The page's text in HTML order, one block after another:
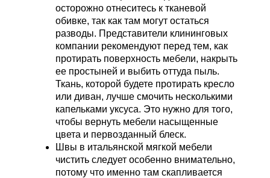
осторожно отнеситесь к тканевой
обивке, так как там могут остаться
разводы. Представители клининговых
компании рекомендуют перед тем, как
протирать поверхность мебели, накрыть
ее простыней и выбить оттуда пыль.
Ткань, которой будете протирать кресло
или диван, лучше смочить несколькими
капельками уксуса. Это нужно для того,
чтобы вернуть мебели насыщенные
цвета и первозданный блеск.
Швы в итальянской мягкой мебели
чистить следует особенно внимательно,
потому что именно там скапливается